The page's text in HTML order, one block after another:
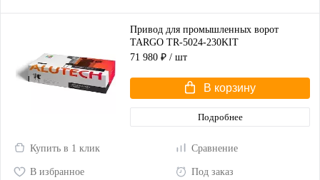
Привод для промышленных ворот
TARGO TR-5024-230KIT
71 980 ₽ / шт
В корзину
Подробнее
Купить в 1 клик Сравнение
В избранное Под заказ